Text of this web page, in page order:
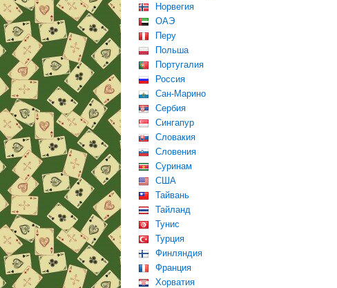
Норвегия
ОАЭ
Перу
Польша
Португалия
Россия
Сан-Марино
Сербия
Сингапур
Словакия
Словения
Суринам
США
Тайвань
Тайланд
Тунис
Турция
Финляндия
Франция
Хорватия